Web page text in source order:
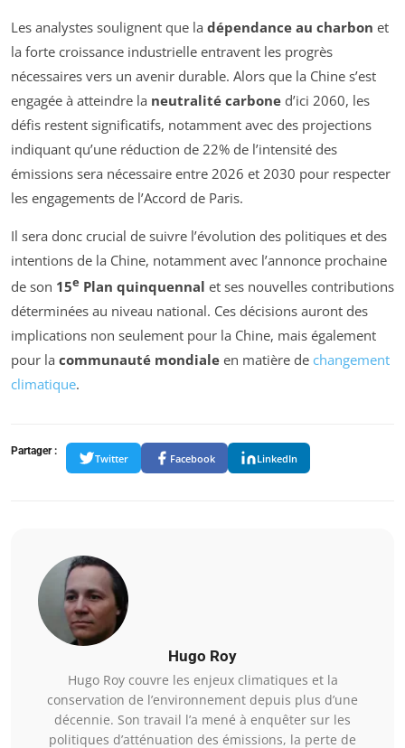
Les analystes soulignent que la dépendance au charbon et
la forte croissance industrielle entravent les progrès
nécessaires vers un avenir durable. Alors que la Chine s’est
engagée à atteindre la neutralité carbone d’ici 2060, les
défis restent significatifs, notamment avec des projections
indiquant qu’une réduction de 22% de l’intensité des
émissions sera nécessaire entre 2026 et 2030 pour respecter
les engagements de l’Accord de Paris.
Il sera donc crucial de suivre l’évolution des politiques et des
intentions de la Chine, notamment avec l’annonce prochaine
de son 15e Plan quinquennal et ses nouvelles contributions
déterminées au niveau national. Ces décisions auront des
implications non seulement pour la Chine, mais également
pour la communauté mondiale en matière de changement
climatique.
Partager :
Twitter Facebook LinkedIn
Hugo Roy
Hugo Roy couvre les enjeux climatiques et la
conservation de l’environnement depuis plus d’une
décennie. Son travail l’a mené à enquêter sur les
politiques d’atténuation des émissions, la perte de